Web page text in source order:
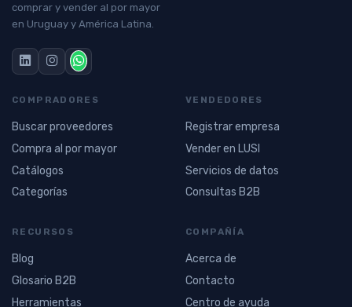
comprar y vender al por mayor
en Uruguay y América Latina.
COMPRADORES
Buscar proveedores
Compra al por mayor
Catálogos
Categorías
VENDEDORES
Registrar empresa
Vender en LUSI
Servicios de datos
Consultas B2B
RECURSOS
Blog
Glosario B2B
Herramientas
COMPAÑÍA
Acerca de
Contacto
Centro de ayuda